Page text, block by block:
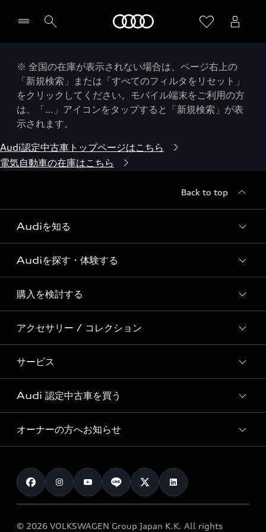
※ 全国の在庫が表示されない場合は、ページ右上の
「新規検索」または「すべてのフィルタをリセット」
をクリックしてください。モバイル端末をご利用の方
は、「…」アイコンをタップすると「新規検索」が表
示されます。
Audi認定中古車トップページはこちら
電気自動車の在庫はこちら
Back to top
Audiを知る
Audi ブランド
Story of Progress
Audi Sport
Formula 1®
デジタルサービス
Audiを探す・体験する
ディーラー検索
新車在庫検索
試乗車・展示車検索
見積り依頼
試乗予約
購入を検討する
モデル一覧
特別仕様モデル / 限定モデル
e-tronラインアップ
価格シミュレーション
車両比較
カタログ一覧
アクセサリー / コレクション
純正アクセサリー
オンラインショップ
Audi collection
アウディナビアプリ
サービス
サービス入庫予約
サービスプログラム
メンテナンス
車検 / 定期点検
e-tronアフターサポート
Audi 認定中古車を買う
Audi認定中古車
クオリティ
保証
メンテナンス
オーナーの方へお知らせ
お知らせ
オーナー様向けキャンペーン
© 2026 VOLKSWAGEN Group Japan K.K. All rights